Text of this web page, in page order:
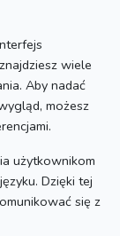
wiele
Aby nadać
możesz
użytkownikom
Dzięki tej
się z